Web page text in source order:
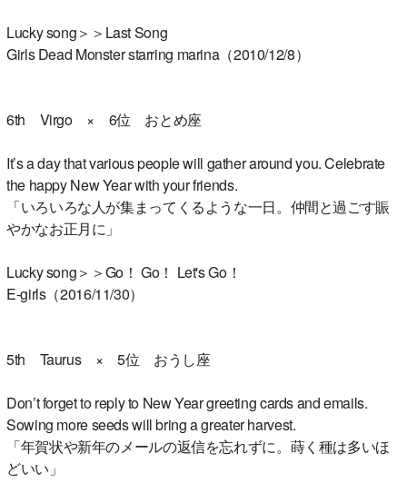
Lucky song＞＞Last Song
Girls Dead Monster starring marina（2010/12/8）
6th Virgo × 6位 おとめ座
It’s a day that various people will gather around you. Celebrate
the happy New Year with your friends.
「いろいろな人が集まってくるような一日。仲間と過ごす賑
やかなお正月に」
Lucky song＞＞Go！ Go！ Let's Go！
E-girls（2016/11/30）
5th Taurus × 5位 おうし座
Don’t forget to reply to New Year greeting cards and emails.
Sowing more seeds will bring a greater harvest.
「年賀状や新年のメールの返信を忘れずに。蒔く種は多いほ
どいい」